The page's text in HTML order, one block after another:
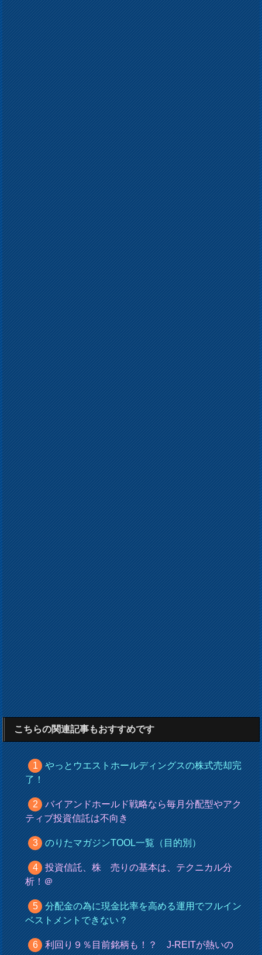
こちらの関連記事もおすすめです
やっとウエストホールディングスの株式売却完
了！
バイアンドホールド戦略なら毎月分配型やアク
ティブ投資信託は不向き
のりたマガジンTOOL一覧（目的別）
投資信託、株 売りの基本は、テクニカル分
析！＠
分配金の為に現金比率を高める運用でフルイン
ベストメントできない？
利回り９％目前銘柄も！？ J-REITが熱いの